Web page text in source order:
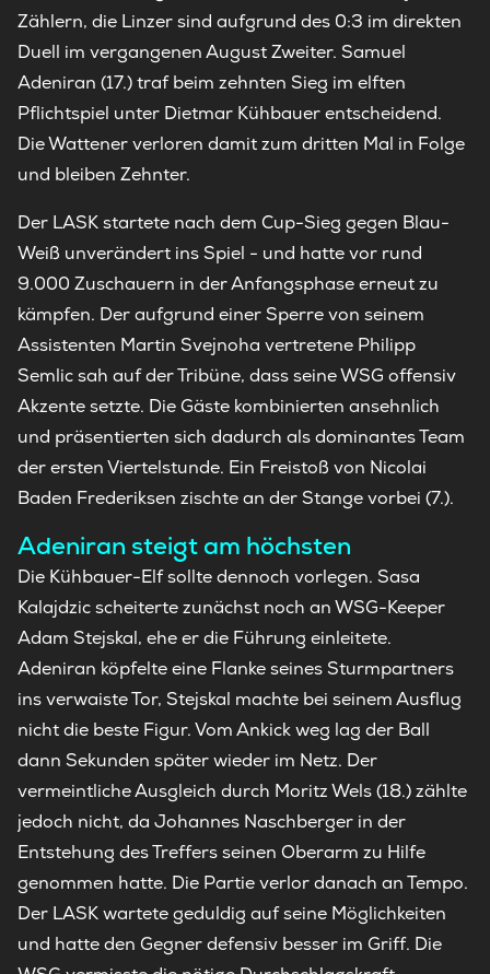
Zählern, die Linzer sind aufgrund des 0:3 im direkten
Duell im vergangenen August Zweiter. Samuel
Adeniran (17.) traf beim zehnten Sieg im elften
Pflichtspiel unter Dietmar Kühbauer entscheidend.
Die Wattener verloren damit zum dritten Mal in Folge
und bleiben Zehnter.
Der LASK startete nach dem Cup-Sieg gegen Blau-
Weiß unverändert ins Spiel - und hatte vor rund
9.000 Zuschauern in der Anfangsphase erneut zu
kämpfen. Der aufgrund einer Sperre von seinem
Assistenten Martin Svejnoha vertretene Philipp
Semlic sah auf der Tribüne, dass seine WSG offensiv
Akzente setzte. Die Gäste kombinierten ansehnlich
und präsentierten sich dadurch als dominantes Team
der ersten Viertelstunde. Ein Freistoß von Nicolai
Baden Frederiksen zischte an der Stange vorbei (7.).
Adeniran steigt am höchsten
Die Kühbauer-Elf sollte dennoch vorlegen. Sasa
Kalajdzic scheiterte zunächst noch an WSG-Keeper
Adam Stejskal, ehe er die Führung einleitete.
Adeniran köpfelte eine Flanke seines Sturmpartners
ins verwaiste Tor, Stejskal machte bei seinem Ausflug
nicht die beste Figur. Vom Ankick weg lag der Ball
dann Sekunden später wieder im Netz. Der
vermeintliche Ausgleich durch Moritz Wels (18.) zählte
jedoch nicht, da Johannes Naschberger in der
Entstehung des Treffers seinen Oberarm zu Hilfe
genommen hatte. Die Partie verlor danach an Tempo.
Der LASK wartete geduldig auf seine Möglichkeiten
und hatte den Gegner defensiv besser im Griff. Die